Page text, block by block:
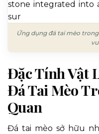
Ứng dụng đá tai mèo
Đặc Tính Vật
Đá Tai Mèo
Quan
Đá tai mèo sở hữu